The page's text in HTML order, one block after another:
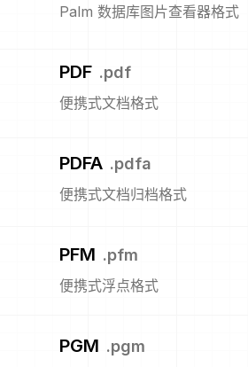
Palm 数据库图片查看器格式
PDF .pdf
便携式文档格式
PDFA .pdfa
便携式文档归档格式
PFM .pfm
便携式浮点格式
PGM .pgm